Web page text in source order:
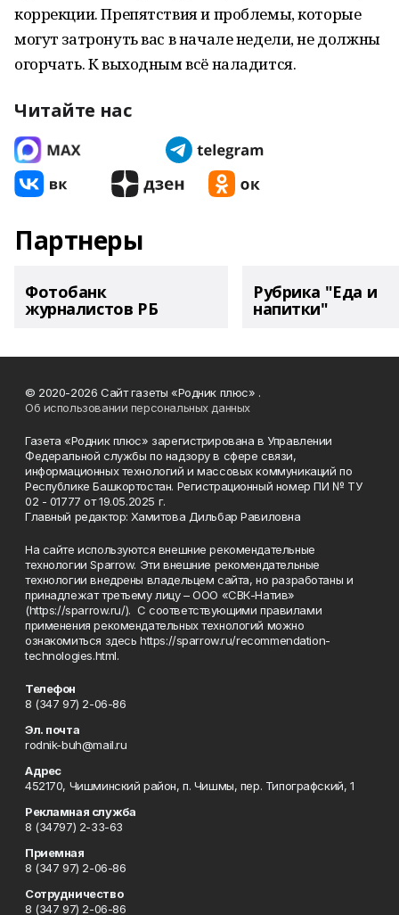
коррекции. Препятствия и проблемы, которые
могут затронуть вас в начале недели, не должны
огорчать. К выходным всё наладится.
Читайте нас
Партнеры
Фотобанк
журналистов РБ
Рубрика "Еда и
напитки"
© 2020-2026 Сайт газеты «Родник плюс» .
Об использовании персональных данных
Газета «Родник плюс» зарегистрирована в Управлении
Федеральной службы по надзору в сфере связи,
информационных технологий и массовых коммуникаций по
Республике Башкортостан. Регистрационный номер ПИ № ТУ
02 - 01777 от 19.05.2025 г.
Главный редактор: Хамитова Дильбар Равиловна
На сайте используются внешние рекомендательные
технологии Sparrow. Эти внешние рекомендательные
технологии внедрены владельцем сайта, но разработаны и
принадлежат третьему лицу – ООО «СВК-Натив»
(https://sparrow.ru/). С соответствующими правилами
применения рекомендательных технологий можно
ознакомиться здесь https://sparrow.ru/recommendation-
technologies.html.
Телефон
8 (347 97) 2-06-86
Эл. почта
rodnik-buh@mail.ru
Адрес
452170, Чишминский район, п. Чишмы, пер. Типографский, 1
Рекламная служба
8 (34797) 2-33-63
Приемная
8 (347 97) 2-06-86
Сотрудничество
8 (347 97) 2-06-86